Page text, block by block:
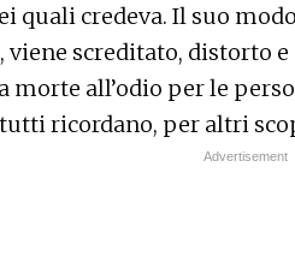
quali credeva. Il suo
viene screditato, distorto
morte all’odio per le
ricordano, per altri